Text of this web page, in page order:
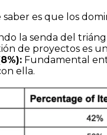
es que los
la senda del
de proyectos es
Fundamental
ella.